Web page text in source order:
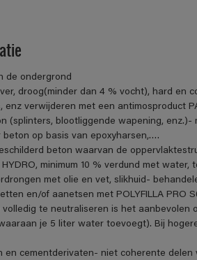
de ondergrond
droog(minder dan 4 % vocht), hard en
enz verwijderen met een antimosproduct
(splinters, blootliggende wapening, enz.)-
op basis van epoxyharsen,….
beton waarvan de
HYDRO, minimum 10 % verdund met
met olie en vet, slikhuid-
en/of aanetsen met POLYFILLA PRO
te neutraliseren is het aanbevolen
je 5 liter water toevoegt). Bij
en cementderivaten- niet coherente